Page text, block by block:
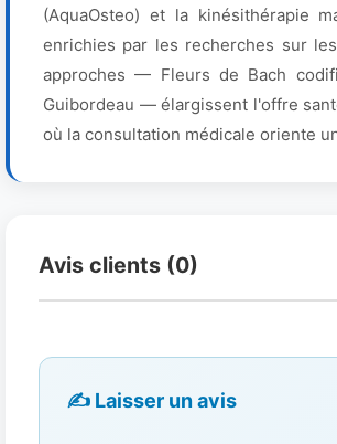
(AquaOsteo) et la kinésithérapie
enrichies par les recherches sur
approches — Fleurs de Bach
Guibordeau — élargissent l'offre
où la consultation médicale oriente
Avis clients (0)
✍️ Laisser un avis